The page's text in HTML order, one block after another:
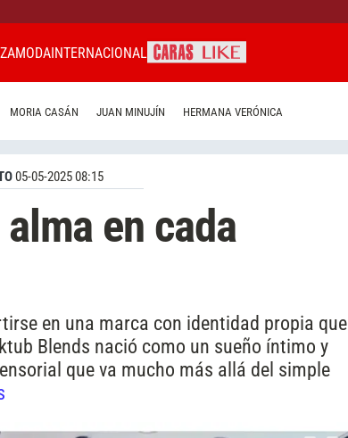
MODAINTERNACIONAL
MORIA CASÁN JUAN MINUJÍN HERMANA VERÓNICA
05-05-2025 08:15
en cada
en una marca con identidad propia que
Blends nació como un sueño íntimo y
que va mucho más allá del simple